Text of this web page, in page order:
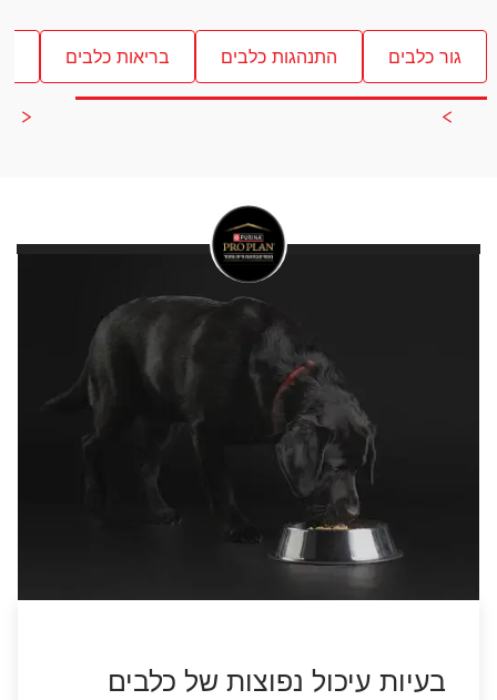
גור כלבים התנהגות כלבים בריאות כלבים
בעיות עיכול נפוצות של כלבים